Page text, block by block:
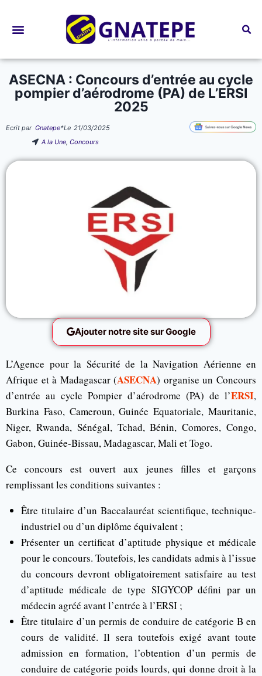
ASECNA : Concours d’entrée au cycle
pompier d’aérodrome (PA) de L’ERSI
2025
Ecrit par Gnatepe*Le 21/03/2025
A la Une,Concours
Ajouter notre site sur Google
L’Agence pour la Sécurité de la Navigation Aérienne en
Afrique et à Madagascar (ASECNA) organise un Concours
d’entrée au cycle Pompier d’aérodrome (PA) de l’ERSI,
Burkina Faso, Cameroun, Guinée Equatoriale, Mauritanie,
Niger, Rwanda, Sénégal, Tchad, Bénin, Comores, Congo,
Gabon, Guinée-Bissau, Madagascar, Mali et Togo.
Ce concours est ouvert aux jeunes filles et garçons
remplissant les conditions suivantes :
Être titulaire d’un Baccalauréat scientifique, technique-
industriel ou d’un diplôme équivalent ;
Présenter un certificat d’aptitude physique et médicale
pour le concours. Toutefois, les candidats admis à l’issue
du concours devront obligatoirement satisfaire au test
d’aptitude médicale de type SIGYCOP défini par un
médecin agréé avant l’entrée à l’ERSI ;
Être titulaire d’un permis de conduire de catégorie B en
cours de validité. Il sera toutefois exigé avant toute
admission en formation, l’obtention d’un permis de
conduire de catégorie poids lourds, qui donne droit à la